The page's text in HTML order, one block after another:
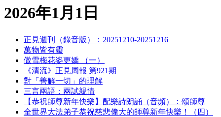
2026年1月1日
正見週刊（錄音版）：20251210-20251216
萬物皆有靈
傲雪梅花姿更嬌 （一）
《清流》正見周報 第921期
對「善解一切」的理解
三言兩語：兩試親情
【恭祝師尊新年快樂】配樂詩朗誦（音頻）：頌師尊
全世界大法弟子恭祝慈悲偉大的師尊新年快樂！（四）